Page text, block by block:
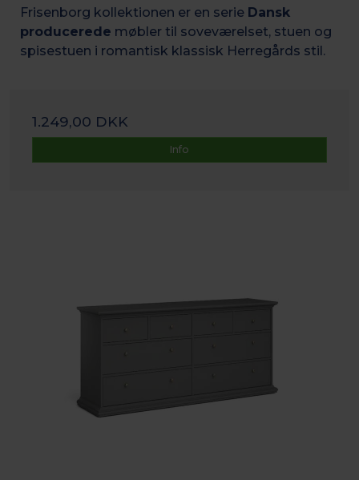
Frisenborg kollektionen er en serie Dansk
producerede møbler til soveværelset, stuen og
spisestuen i romantisk klassisk Herregårds stil.
1.249,00 DKK
Info